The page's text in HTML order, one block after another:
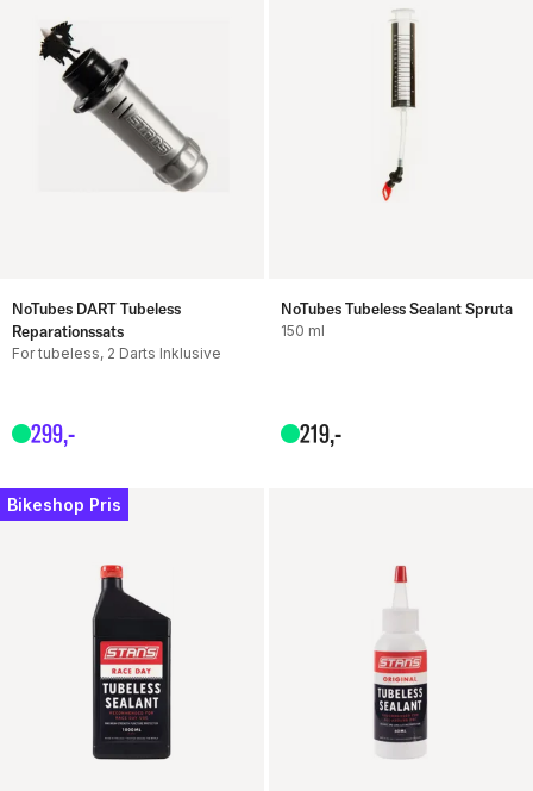
NoTubes DART Tubeless
Reparationssats
For tubeless, 2 Darts Inklusive
299,-
NoTubes Tubeless Sealant Spruta
150 ml
219,-
Bikeshop Pris